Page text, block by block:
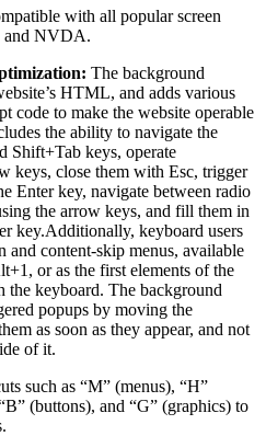
with all popular screen
and NVDA.
The background
HTML, and adds various
code to make the website operable
the ability to navigate the
Shift+Tab keys, operate
keys, close them with Esc, trigger
Enter key, navigate between radio
the arrow keys, and fill them in
key.Additionally, keyboard users
content-skip menus, available
or as the first elements of the
keyboard. The background
popups by moving the
as soon as they appear, and not
of it.
such as “M” (menus), “H”
(buttons), and “G” (graphics) to